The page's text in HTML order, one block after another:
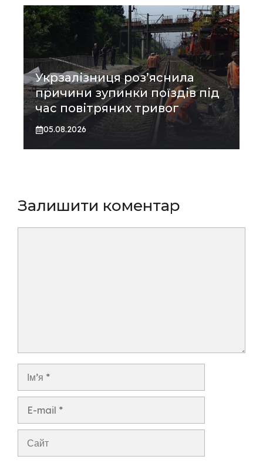
Укрзалізниця роз’яснила
причини зупинки поїздів під
час повітряних тривог
05.08.2026
Залишити коментар
Ім’я
Сайт